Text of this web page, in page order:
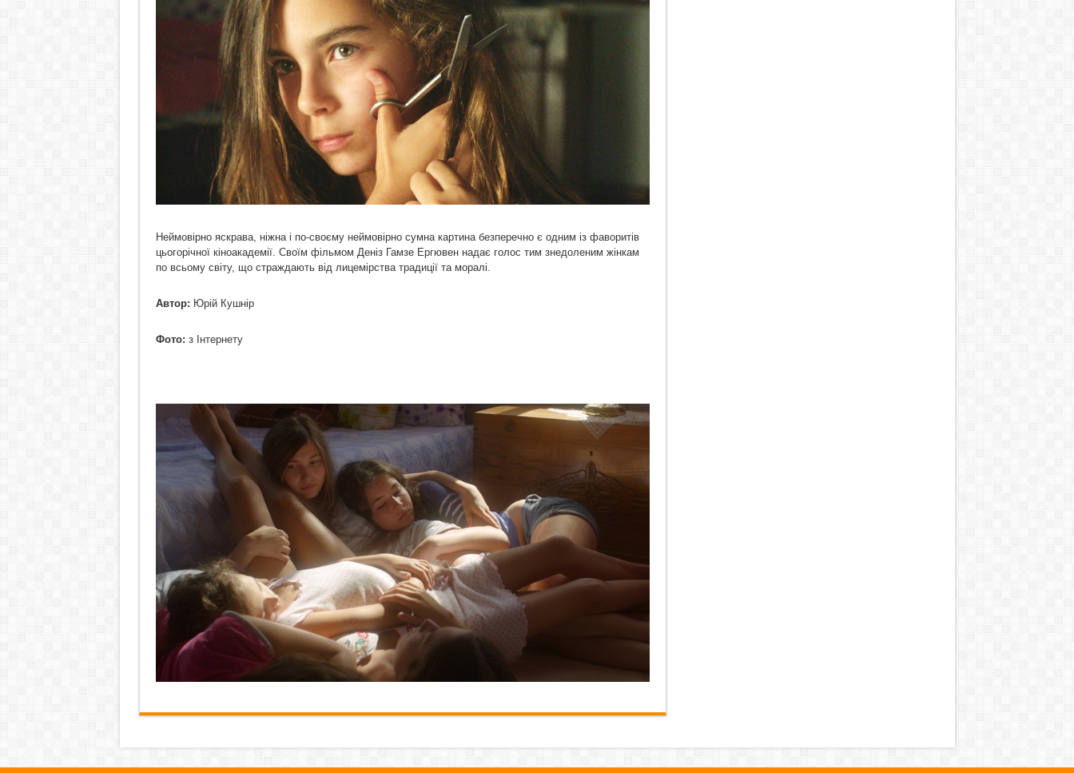
Неймовірно яскрава, ніжна і по-своєму неймовірно сумна картина безперечно є одним із фаворитів
цьогорічної кіноакадемії. Своїм фільмом Деніз Гамзе Ергювен надає голос тим знедоленим жінкам
по всьому світу, що страждають від лицемірства традиції та моралі.
Автор: Юрій Кушнір
Фото: з Інтернету